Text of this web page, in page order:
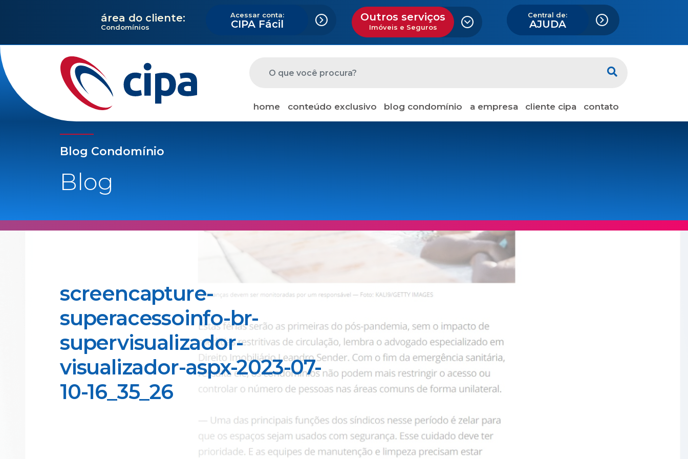
área do cliente:
Condomínios
Acessar conta:
CIPA Fácil
Outros serviços
Imóveis e Seguros
Central de:
AJUDA
home conteúdo exclusivo blog condomínio a empresa cliente cipa contato
Blog Condomínio
Blog
screencapture-
superacessoinfo-br-
supervisualizador-
visualizador-aspx-2023-07-
10-16_35_26